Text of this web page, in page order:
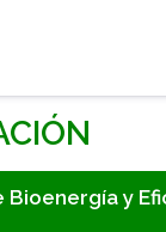
PORTADA
ADMISIÓN
y